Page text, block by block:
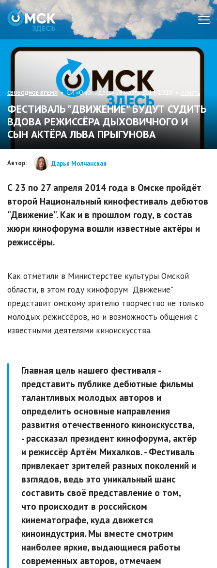
СВОБОДНОЕ ВРЕМЯ • СИ «Омск Здесь» 28 марта 2014, 10:18 • печать
ФЕСТИВАЛЬ "ДВИЖЕНИЕ" БУДУТ СУДИТЬ
ВДОВА РЕЖИССЁРА ДЫХОВИЧНОГО И
СЫН АКТЁРА ЛЬВА ПРЫГУНОВА
Автор: Дарья Молчанская
С 23 по 27 апреля 2014 года в Омске пройдёт
второй Национальный кинофестиваль дебютов
"Движение". Как и в прошлом году, в состав
жюри кинофорума вошли известные актёры и
режиссёры.
Как отметили в Министерстве культуры Омской
области, в этом году кинофорум "Движение"
представит омскому зрителю творчество не только
молодых режиссёров, но и возможность общения с
известными деятелями киноискусства.
Главная цель нашего фестиваля -
представить публике дебютные фильмы
талантливых молодых авторов и
определить основные направления
развития отечественного киноискусства,
- рассказал президент кинофорума, актёр
и режиссёр Артём Михалков. - Фестиваль
привлекает зрителей разных поколений и
взглядов, ведь это уникальный шанс
составить своё представление о том,
что происходит в российском
кинематографе, куда движется
киноиндустрия. Мы вместе смотрим
наиболее яркие, выдающиеся работы
современных авторов, отмечаем